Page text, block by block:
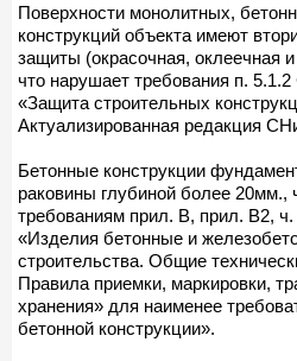
Поверхности монолитных,
конструкций объекта имеют
защиты (окрасочная, оклеечная
что нарушает требования п.
«Защита строительных
Актуализированная редакция
Бетонные конструкции
раковины глубиной более 20мм.,
требованиям прил. В, прил. В2,
«Изделия бетонные и
строительства. Общие
Правила приемки, маркировки,
хранения» для наименее
бетонной конструкции».